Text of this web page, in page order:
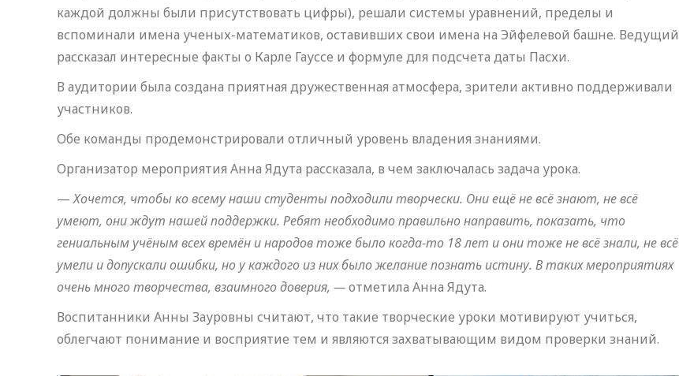
каждой должны были присутствовать цифры), решали системы уравнений, пределы и
вспоминали имена ученых-математиков, оставивших свои имена на Эйфелевой башне. Ведущий
рассказал интересные факты о Карле Гауссе и формуле для подсчета даты Пасхи.
В аудитории была создана приятная дружественная атмосфера, зрители активно поддерживали
участников.
Обе команды продемонстрировали отличный уровень владения знаниями.
Организатор мероприятия Анна Ядута рассказала, в чем заключалась задача урока.
—Хочется, чтобы ко всему наши студенты подходили творчески. Они ещё не всё знают, не всё
умеют, они ждут нашей поддержки. Ребят необходимо правильно направить, показать, что
гениальным учёным всех времён и народов тоже было когда-то 18 лет и они тоже не всё знали, не всё
умели и допускали ошибки, но у каждого из них было желание познать истину. В таких мероприятиях
очень много творчества, взаимного доверия, —отметила Анна Ядута.
Воспитанники Анны Зауровны считают, что такие творческие уроки мотивируют учиться,
облегчают понимание и восприятие тем и являются захватывающим видом проверки знаний.